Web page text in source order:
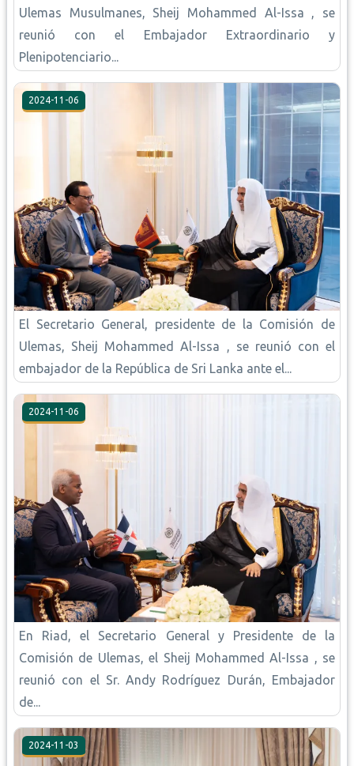
Ulemas Musulmanes, Sheij Mohammed Al-Issa , se
reunió con el Embajador Extraordinario y
Plenipotenciario...
2024-11-06
El Secretario General, presidente de la Comisión de
Ulemas, Sheij Mohammed Al-Issa , se reunió con el
embajador de la República de Sri Lanka ante el...
2024-11-06
En Riad, el Secretario General y Presidente de la
Comisión de Ulemas, el Sheij Mohammed Al-Issa , se
reunió con el Sr. Andy Rodríguez Durán, Embajador
de...
2024-11-03